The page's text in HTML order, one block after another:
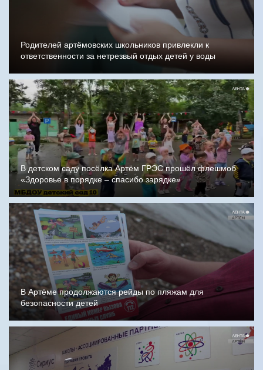
Родителей артёмовских школьников привлекли к
ответственности за нетрезвый отдых детей у воды
В детском саду посёлка Артём ГРЭС прошёл флешмоб
«Здоровье в порядке – спасибо зарядке»
В Артёме продолжаются рейды по пляжам для
безопасности детей